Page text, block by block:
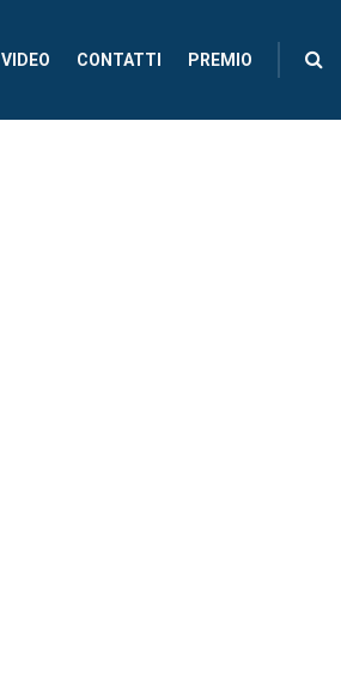
VIDEO CONTATTI PREMIO